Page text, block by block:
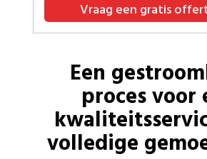
Vraag een gratis
Een
proces voor
volledige